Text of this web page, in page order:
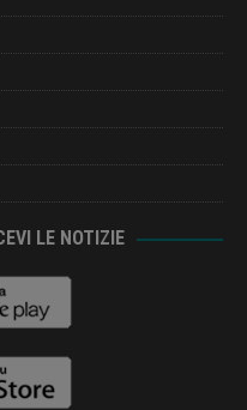
LE NOTIZIE